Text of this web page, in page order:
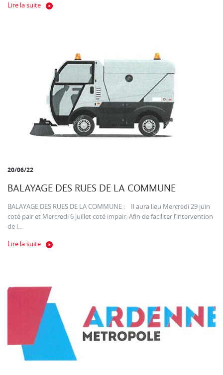
Lire la suite
20/06/22
BALAYAGE DES RUES DE LA COMMUNE
BALAYAGE DES RUES DE LA COMMUNE : Il aura lieu Mercredi 29 juin
coté pair et Mercredi 6 juillet coté impair. Afin de faciliter l’intervention
de l...
Lire la suite